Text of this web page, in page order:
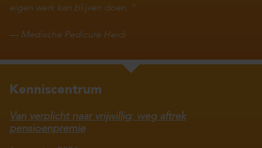
eigen werk kan blijven doen.
— Medische Pedicure Heidi
Kenniscentrum
Van verplicht naar vrijwillig: weg aftrek
pensioenpremie